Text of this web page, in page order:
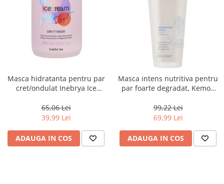
Masca hidratanta pentru par
cret/ondulat Inebrya Ice
65,06 Lei
39,99 Lei
ADAUGA IN COS
Masca intens nutritiva pentru
par foarte degradat, Kemon
ml
99,22 Lei
69,99 Lei
ADAUGA IN COS